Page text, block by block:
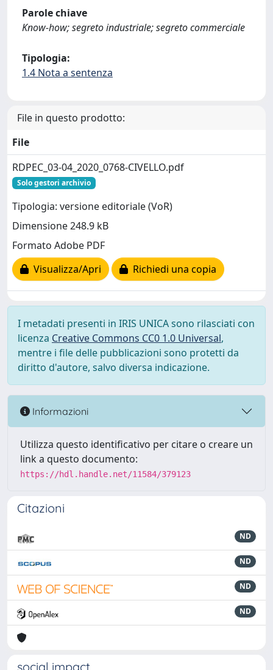
Parole chiave
Know-how; segreto industriale; segreto commerciale
Tipologia:
1.4 Nota a sentenza
File in questo prodotto:
File
RDPEC_03-04_2020_0768-CIVELLO.pdf
Solo gestori archivio
Tipologia: versione editoriale (VoR)
Dimensione 248.9 kB
Formato Adobe PDF
Visualizza/Apri
Richiedi una copia
I metadati presenti in IRIS UNICA sono rilasciati con
licenza Creative Commons CC0 1.0 Universal,
mentre i file delle pubblicazioni sono protetti da
diritto d'autore, salvo diversa indicazione.
Informazioni
Utilizza questo identificativo per citare o creare un
link a questo documento:
https://hdl.handle.net/11584/379123
Citazioni
ND
ND
ND
ND
social impact